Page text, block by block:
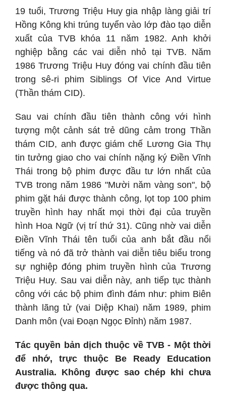
19 tuổi, Trương Triệu Huy gia nhập làng giải trí
Hồng Kông khi trúng tuyển vào lớp đào tạo diễn
xuất của TVB khóa 11 năm 1982. Anh khởi
nghiệp bằng các vai diễn nhỏ tại TVB. Năm
1986 Trương Triệu Huy đóng vai chính đầu tiên
trong sê-ri phim Siblings Of Vice And Virtue
(Thần thám CID).
Sau vai chính đầu tiên thành công với hình
tượng một cảnh sát trẻ dũng cảm trong Thần
thám CID, anh được giám chế Lương Gia Thụ
tin tưởng giao cho vai chính nặng ký Điền Vĩnh
Thái trong bộ phim được đầu tư lớn nhất của
TVB trong năm 1986 "Mười năm vàng son", bộ
phim gặt hái được thành công, lọt top 100 phim
truyền hình hay nhất mọi thời đại của truyền
hình Hoa Ngữ (vị trí thứ 31). Cũng nhờ vai diễn
Điền Vĩnh Thái tên tuổi của anh bắt đầu nổi
tiếng và nó đã trở thành vai diễn tiêu biểu trong
sự nghiệp đóng phim truyền hình của Trương
Triệu Huy. Sau vai diễn này, anh tiếp tục thành
công với các bộ phim đình đám như: phim Biên
thành lãng tử (vai Diệp Khai) năm 1989, phim
Danh môn (vai Đoạn Ngọc Đỉnh) năm 1987.
Tác quyền bản dịch thuộc về TVB - Một thời
để nhớ, trực thuộc Be Ready Education
Australia. Không được sao chép khi chưa
được thông qua.